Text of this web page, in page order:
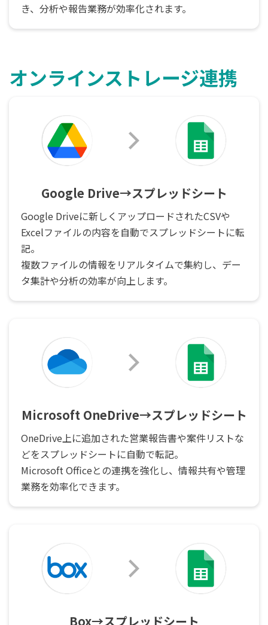
き、分析や報告業務が効率化されます。
オンラインストレージ連携
Google Drive→スプレッドシート
Google Driveに新しくアップロードされたCSVや
Excelファイルの内容を自動でスプレッドシートに転
記。
複数ファイルの情報をリアルタイムで集約し、デー
タ集計や分析の効率が向上します。
Microsoft OneDrive→スプレッドシート
OneDrive上に追加された営業報告書や案件リストな
どをスプレッドシートに自動で転記。
Microsoft Officeとの連携を強化し、情報共有や管理
業務を効率化できます。
Box→スプレッドシート